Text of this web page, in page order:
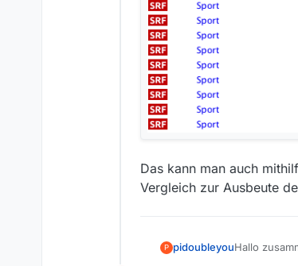
Das kann man auch
Vergleich zur Ausbeute
P pidoubleyouHallo